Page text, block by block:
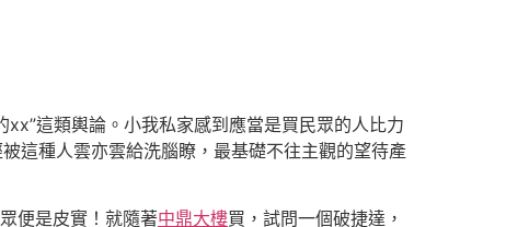
這類輿論。小我私家感到應當是買民眾的人比力
這種人雲亦雲給洗腦瞭，最基礎不往主觀的望待產
便是皮實！就隨著中鼎大樓買，試問一個破捷達，